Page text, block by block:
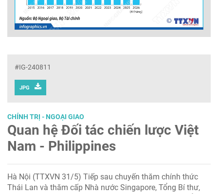
#IG-240811
JPG
CHÍNH TRỊ - NGOẠI GIAO
Quan hệ Đối tác chiến lược Việt
Nam - Philippines
Hà Nội (TTXVN 31/5) Tiếp sau chuyến thăm chính thức
Thái Lan và thăm cấp Nhà nước Singapore, Tổng Bí thư,